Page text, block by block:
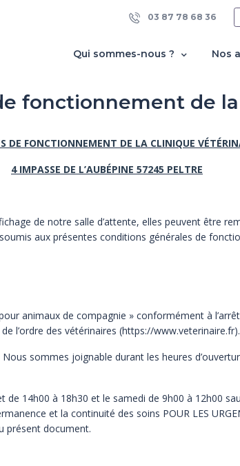
Qui sommes-nous ? Nos
03 87 78 68 36
fonctionnement de
DE FONCTIONNEMENT DE LA CLINIQUE
4 IMPASSE DE L’AUBÉPINE 57245 PELTRE
de notre salle d’attente, elles peuvent être
aux présentes conditions générales de
animaux de compagnie » conformément à
l’ordre des vétérinaires (https://www.veterinaire.fr).
sommes joignable durant les heures
de 14h00 à 18h30 et le samedi de 9h00 à 12h00
et la continuité des soins POUR LES
présent document.